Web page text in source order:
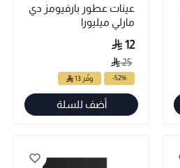
عينات عطور بارفيومز دي
مارلي ميليورا
12
25
-52% وفّر 13
أضف للسلة